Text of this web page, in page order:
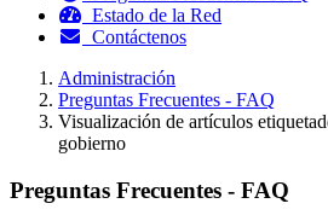
Estado de la Red
Contáctenos
Administración
Preguntas Frecuentes - FAQ
Visualización de artículos
gobierno
Preguntas Frecuentes - FAQ